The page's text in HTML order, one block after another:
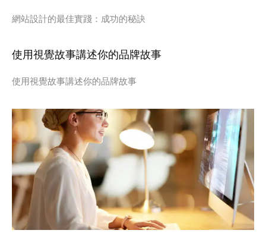
網站設計的最佳實踐：成功的秘訣
使用視覺故事講述你的品牌故事
使用視覺故事講述你的品牌故事